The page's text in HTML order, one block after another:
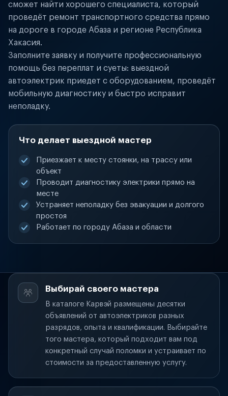
сможет найти хорошего специалиста, который
проведёт ремонт транспортного средства прямо
на дороге в городе Абаза и регионе Республика
Хакасия.
Заполните заявку и получите профессиональную
помощь без переплат и суеты: выездной
автоэлектрик приедет с оборудованием, проведёт
мобильную диагностику и быстро исправит
неполадку.
Что делает выездной мастер
Приезжает к месту стоянки, на трассу или
объект
Проводит диагностику электрики прямо на
месте
Устраняет неполадку без эвакуации и долгого
простоя
Работает по городу Абаза и области
Выбирай своего мастера
В каталоге Карвэй размещены десятки
объявлений от автоэлектриков разных
разрядов, опыта и квалификации. Выбирайте
того мастера, который подходит вам под
конкретный случай поломки и устраивает по
стоимости за предоставленную услугу.